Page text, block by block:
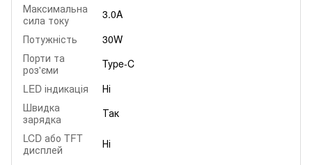
Максимальна
сила току
3.0A
Потужність
30W
Порти та
роз'єми
Type-C
LED індикація
Ні
Швидка
зарядка
Так
LCD або TFT
дисплей
Ні